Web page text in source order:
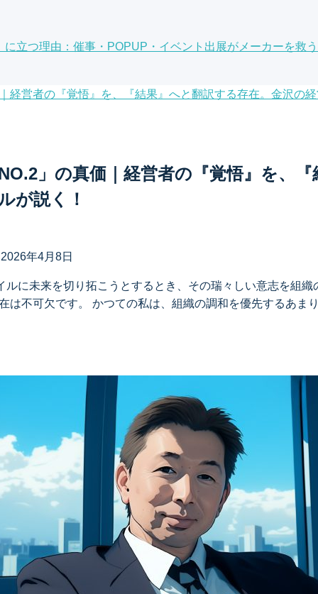
に立つ理由：催事・POPUP・イベント出展がメーカーを救
」の真価｜経営者の『覚悟』を、
が説く！
2026年4月8日
ルに未来を切り拓こうとするとき、その瑞々しい意志を組
は不可欠です。 かつての私は、組織の調和を優先するあま